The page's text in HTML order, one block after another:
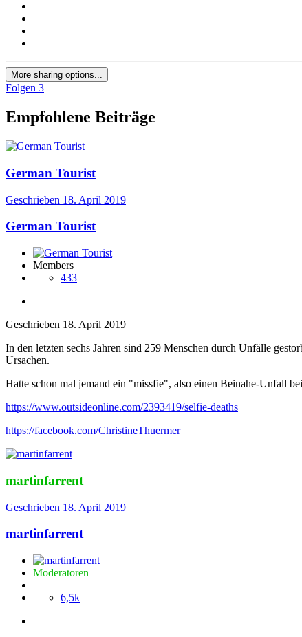
More sharing options...
Folgen 3
Empfohlene Beiträge
German Tourist
Geschrieben 18. April 2019
German Tourist
Members
433
Geschrieben 18. April 2019
In den letzten sechs Jahren sind 259 Menschen durch Unfälle
Ursachen.
Hatte schon mal jemand ein "missfie", also einen Beinahe-Unfall
https://www.outsideonline.com/2393419/selfie-deaths
https://facebook.com/ChristineThuermer
martinfarrent
Geschrieben 18. April 2019
martinfarrent
Moderatoren
6,5k